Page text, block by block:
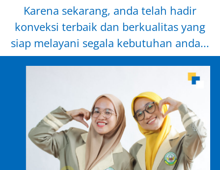
Karena sekarang, anda telah hadir
konveksi terbaik dan berkualitas yang
siap melayani segala kebutuhan anda...